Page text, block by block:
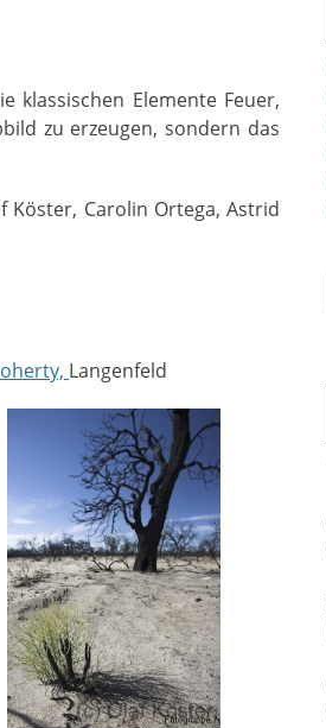
klassischen Elemente Feuer,
zu erzeugen, sondern das
Köster, Carolin Ortega, Astrid
Langenfeld